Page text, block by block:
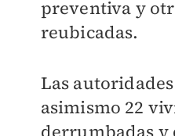
preventiva y
reubicadas.
Las
asimismo 22